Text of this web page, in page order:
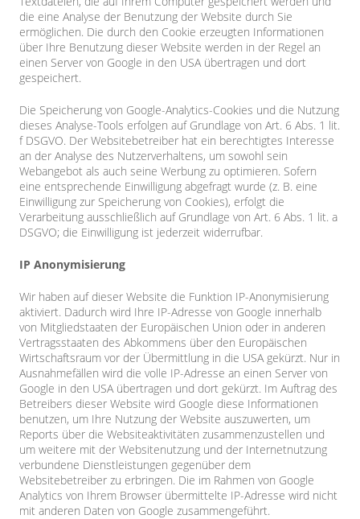
die eine Analyse der Benutzung der Website durch Sie
ermöglichen. Die durch den Cookie erzeugten Informationen
über Ihre Benutzung dieser Website werden in der Regel an
einen Server von Google in den USA übertragen und dort
gespeichert.
Die Speicherung von Google-Analytics-Cookies und die Nutzung
dieses Analyse-Tools erfolgen auf Grundlage von Art. 6 Abs. 1 lit.
f DSGVO. Der Websitebetreiber hat ein berechtigtes Interesse
an der Analyse des Nutzerverhaltens, um sowohl sein
Webangebot als auch seine Werbung zu optimieren. Sofern
eine entsprechende Einwilligung abgefragt wurde (z. B. eine
Einwilligung zur Speicherung von Cookies), erfolgt die
Verarbeitung ausschließlich auf Grundlage von Art. 6 Abs. 1 lit. a
DSGVO; die Einwilligung ist jederzeit widerrufbar.
IP Anonymisierung
Wir haben auf dieser Website die Funktion IP-Anonymisierung
aktiviert. Dadurch wird Ihre IP-Adresse von Google innerhalb
von Mitgliedstaaten der Europäischen Union oder in anderen
Vertragsstaaten des Abkommens über den Europäischen
Wirtschaftsraum vor der Übermittlung in die USA gekürzt. Nur in
Ausnahmefällen wird die volle IP-Adresse an einen Server von
Google in den USA übertragen und dort gekürzt. Im Auftrag des
Betreibers dieser Website wird Google diese Informationen
benutzen, um Ihre Nutzung der Website auszuwerten, um
Reports über die Websiteaktivitäten zusammenzustellen und
um weitere mit der Websitenutzung und der Internetnutzung
verbundene Dienstleistungen gegenüber dem
Websitebetreiber zu erbringen. Die im Rahmen von Google
Analytics von Ihrem Browser übermittelte IP-Adresse wird nicht
mit anderen Daten von Google zusammengeführt.